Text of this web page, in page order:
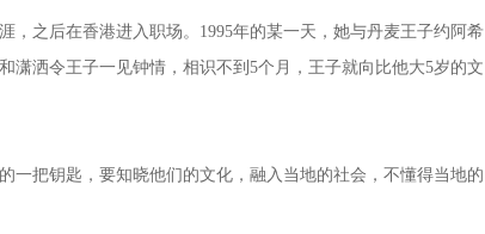
之后在香港进入职场。1995年的某一天，她与丹麦王子约阿希
洒令王子一见钟情，相识不到5个月，王子就向比他大5岁的文
把钥匙，要知晓他们的文化，融入当地的社会，不懂得当地的